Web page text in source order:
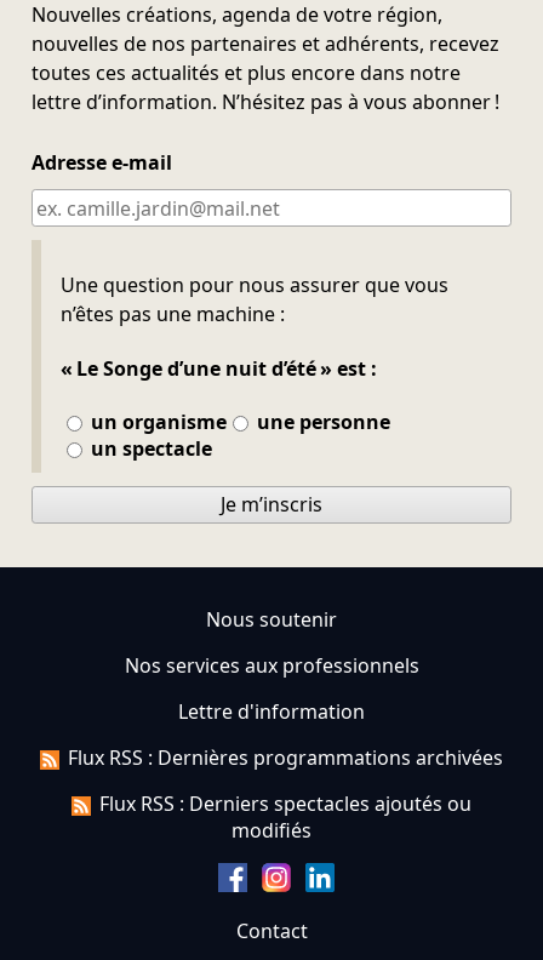
Nouvelles créations, agenda de votre région,
nouvelles de nos partenaires et adhérents, recevez
toutes ces actualités et plus encore dans notre
lettre d’information. N’hésitez pas à vous abonner !
Adresse e-mail
Une question pour nous assurer que vous
n’êtes pas une machine :
« Le Songe d’une nuit d’été » est :
un organisme
une personne
un spectacle
Ne pas remplir
Je m’inscris
Nous soutenir
Nos services aux professionnels
Lettre d'information
Flux RSS : Dernières programmations archivées
Flux RSS : Derniers spectacles ajoutés ou
modifiés
Contact